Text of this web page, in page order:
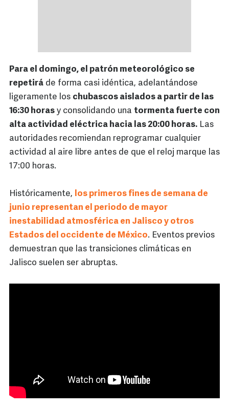
Para el domingo, el patrón meteorológico se
repetirá de forma casi idéntica, adelantándose
ligeramente los chubascos aislados a partir de las
16:30 horas y consolidando una tormenta fuerte con
alta actividad eléctrica hacia las 20:00 horas. Las
autoridades recomiendan reprogramar cualquier
actividad al aire libre antes de que el reloj marque las
17:00 horas.
Históricamente, los primeros fines de semana de
junio representan el periodo de mayor
inestabilidad atmosférica en Jalisco y otros
Estados del occidente de México. Eventos previos
demuestran que las transiciones climáticas en
Jalisco suelen ser abruptas.